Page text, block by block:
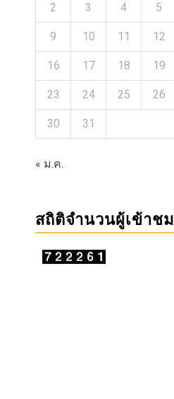
2 3 4 5
9 10 11 12
16 17 18 19
23 24 25 26
30 31
« ม.ค.
สถิติจำนวนผู้เข้าชม